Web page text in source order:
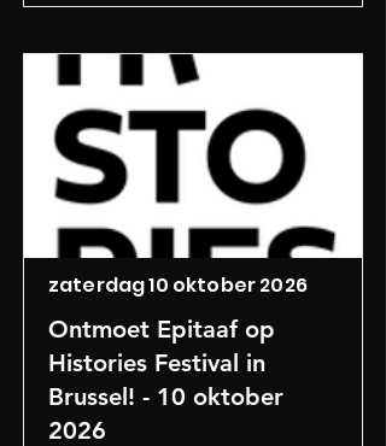
zaterdag 10 oktober 2026
Ontmoet Epitaaf op
Histories Festival in
Brussel! - 10 oktober
2026